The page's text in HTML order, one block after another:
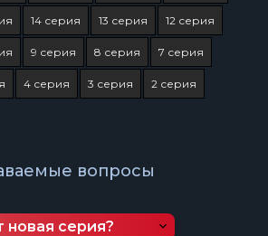
14 серия 13 серия 12 серия
9 серия 8 серия 7 серия
4 серия 3 серия 2 серия
вопросы
новая серия?